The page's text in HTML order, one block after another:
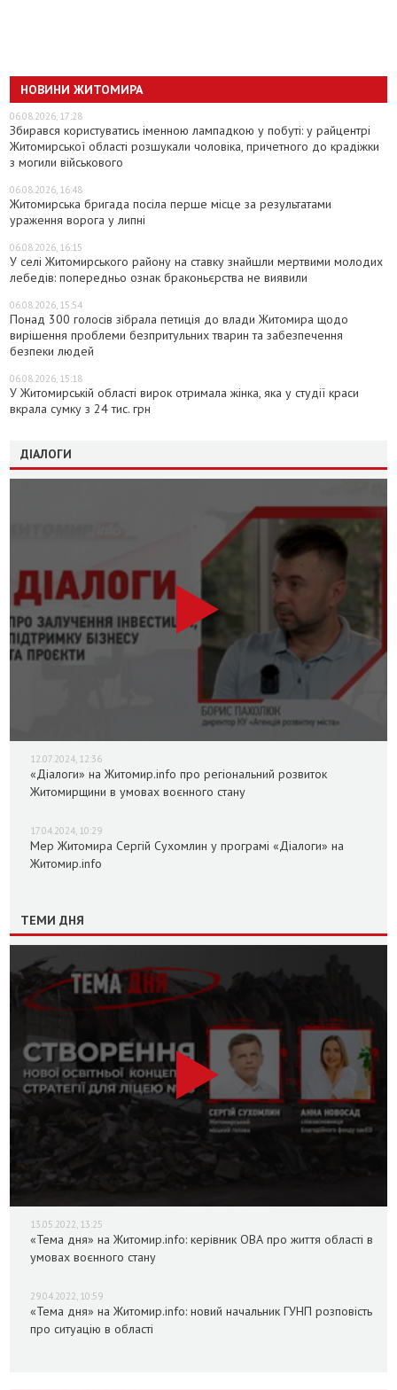
НОВИНИ ЖИТОМИРА
06.08.2026, 17:28
Збирався користуватись іменною лампадкою у побуті: у райцентрі
Житомирської області розшукали чоловіка, причетного до крадіжки
з могили військового
06.08.2026, 16:48
Житомирська бригада посіла перше місце за результатами
ураження ворога у липні
06.08.2026, 16:15
У селі Житомирського району на ставку знайшли мертвими молодих
лебедів: попередньо ознак браконьєрства не виявили
06.08.2026, 15:54
Понад 300 голосів зібрала петиція до влади Житомира щодо
вирішення проблеми безпритульних тварин та забезпечення
безпеки людей
06.08.2026, 15:18
У Житомирській області вирок отримала жінка, яка у студії краси
вкрала сумку з 24 тис. грн
ДІАЛОГИ
12.07.2024, 12:36
«Діалоги» на Житомир.info про регіональний розвиток
Житомирщини в умовах воєнного стану
17.04.2024, 10:29
Мер Житомира Сергій Сухомлин у програмі «Діалоги» на
Житомир.info
ТЕМИ ДНЯ
13.05.2022, 13:25
«Тема дня» на Житомир.info: керівник ОВА про життя області в
умовах воєнного стану
29.04.2022, 10:59
«Тема дня» на Житомир.info: новий начальник ГУНП розповість
про ситуацію в області